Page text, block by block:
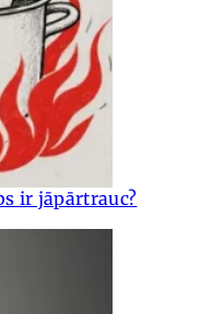
ir jāpārtrauc?